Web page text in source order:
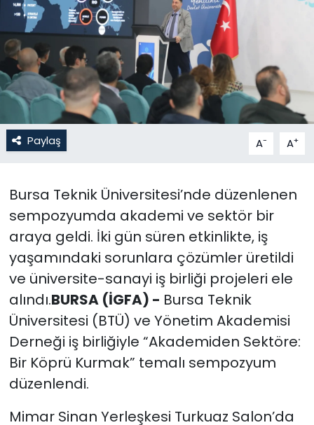
Paylaş A- A+
Bursa Teknik Üniversitesi’nde düzenlenen
sempozyumda akademi ve sektör bir
araya geldi. İki gün süren etkinlikte, iş
yaşamındaki sorunlara çözümler üretildi
ve üniversite-sanayi iş birliği projeleri ele
alındı.BURSA (İGFA) - Bursa Teknik
Üniversitesi (BTÜ) ve Yönetim Akademisi
Derneği iş birliğiyle “Akademiden Sektöre:
Bir Köprü Kurmak” temalı sempozyum
düzenlendi.
Mimar Sinan Yerleşkesi Turkuaz Salon’da
Gündem
KKTC
KKTC YEREL SEÇİM 2018
Kültür Sanat
Moda
Nöbetçi Eczaneler
Otomobil Dünyası
Politika
SAĞLIK
Spor
Teknoloji